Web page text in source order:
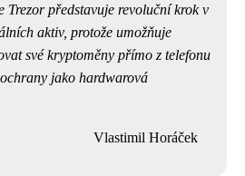
Trezor představuje revoluční krok v
aktiv, protože umožňuje
své kryptoměny přímo z telefonu
jako hardwarová
Vlastimil Horáček